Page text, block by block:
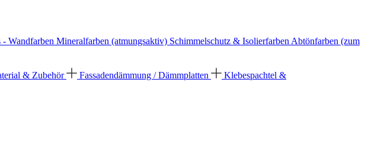
- Wandfarben Mineralfarben (atmungsaktiv) Schimmelschutz & Isolierfarben Abtönfarben (zum
& Zubehör Fassadendämmung / Dämmplatten
Klebespachtel &